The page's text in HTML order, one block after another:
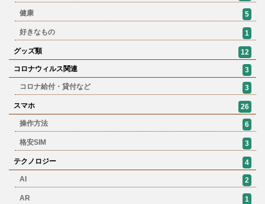
健康 5
好きなもの 1
グッズ類
12
コロナウィルス関連
3
コロナ給付・貸付など
3
スマホ
26
操作方法
6
格安SIM 3
テクノロジー
4
AI
2
AR 1